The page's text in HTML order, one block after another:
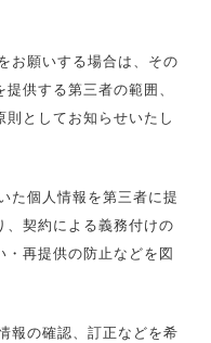
お願いする場合は、その
供する第三者の範囲、
としてお知らせいたし
た個人情報を第三者に提
、契約による義務付けの
再提供の防止などを図
報の確認、訂正などを希